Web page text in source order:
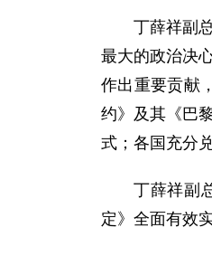
丁薛祥副
最大的政治决
作出重要贡献
约》及其《巴
式；各国充分
丁薛祥副
定》全面有效